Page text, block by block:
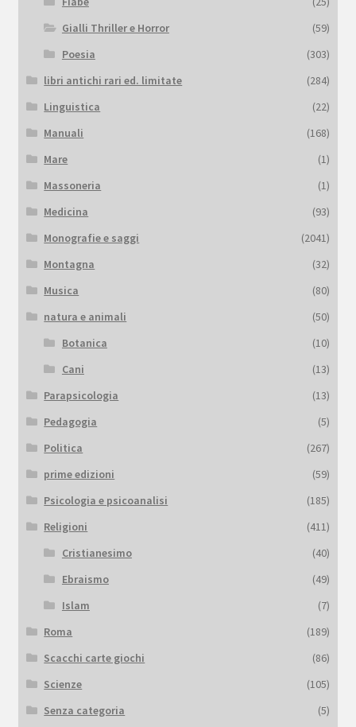
Gialli Thriller e Horror
(59)
Poesia
(303)
libri antichi rari ed. limitate
(284)
Linguistica
(22)
Manuali
(168)
Mare
(1)
Massoneria
(1)
Medicina
(93)
Monografie e saggi
(2041)
Montagna
(32)
Musica
(80)
natura e animali
(50)
Botanica
(10)
Cani
(13)
Parapsicologia
(13)
Pedagogia
(5)
Politica
(267)
prime edizioni
(59)
Psicologia e psicoanalisi
(185)
Religioni
(411)
Cristianesimo
(40)
Ebraismo
(49)
Islam
(7)
Roma
(189)
Scacchi carte giochi
(86)
Scienze
(105)
Senza categoria
(5)